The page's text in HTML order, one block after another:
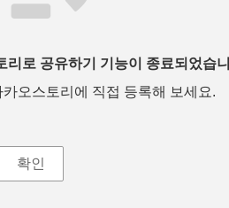
로 공유하기 기능이 종료되었습
오스토리에 직접 등록해 보세요.
확인